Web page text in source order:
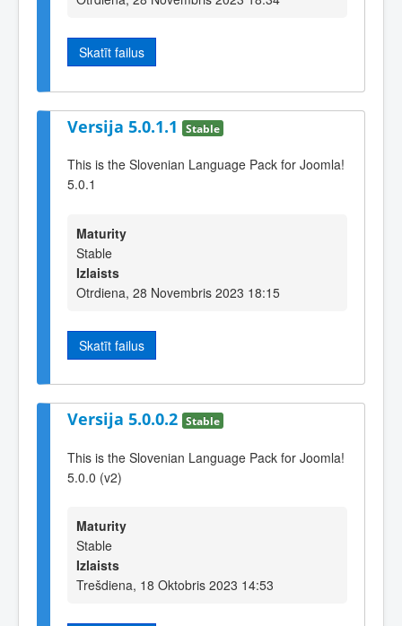
Skatīt failus
Versija 5.0.1.1 Stable
This is the Slovenian Language Pack for Joomla!
5.0.1
Maturity
Stable
Izlaists
Otrdiena, 28 Novembris 2023 18:15
Skatīt failus
Versija 5.0.0.2 Stable
This is the Slovenian Language Pack for Joomla!
5.0.0 (v2)
Maturity
Stable
Izlaists
Trešdiena, 18 Oktobris 2023 14:53